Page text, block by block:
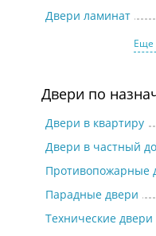
Двери ламинат
Еще
Двери по
Двери в квартиру
Двери в частный
Противопожарные
Парадные двери
Технические двери